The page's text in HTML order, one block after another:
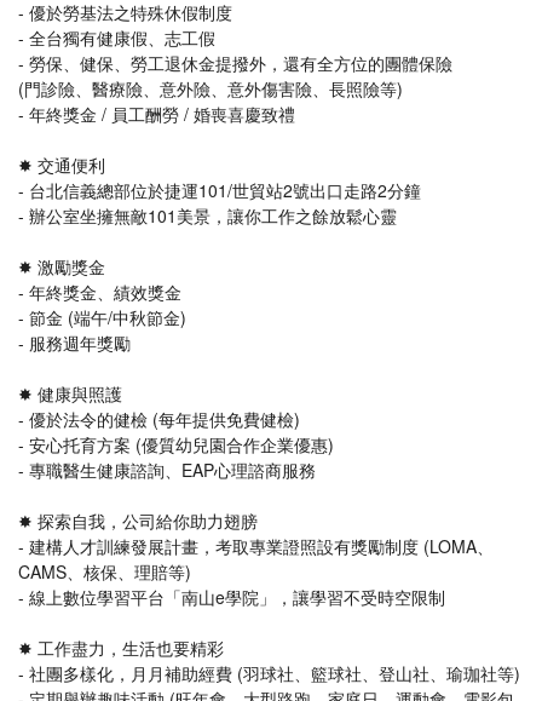
- 優於勞基法之特殊休假制度
- 全台獨有健康假、志工假
- 勞保、健保、勞工退休金提撥外，還有全方位的團體保險
(門診險、醫療險、意外險、意外傷害險、長照險等)
- 年終獎金 / 員工酬勞 / 婚喪喜慶致禮
✸ 交通便利
- 台北信義總部位於捷運101/世貿站2號出口走路2分鐘
- 辦公室坐擁無敵101美景，讓你工作之餘放鬆心靈
✸ 激勵獎金
- 年終獎金、績效獎金
- 節金 (端午/中秋節金)
- 服務週年獎勵
✸ 健康與照護
- 優於法令的健檢 (每年提供免費健檢)
- 安心托育方案 (優質幼兒園合作企業優惠)
- 專職醫生健康諮詢、EAP心理諮商服務
✸ 探索自我，公司給你助力翅膀
- 建構人才訓練發展計畫，考取專業證照設有獎勵制度 (LOMA、
CAMS、核保、理賠等)
- 線上數位學習平台「南山e學院」，讓學習不受時空限制
✸ 工作盡力，生活也要精彩
- 社團多樣化，月月補助經費 (羽球社、籃球社、登山社、瑜珈社等)